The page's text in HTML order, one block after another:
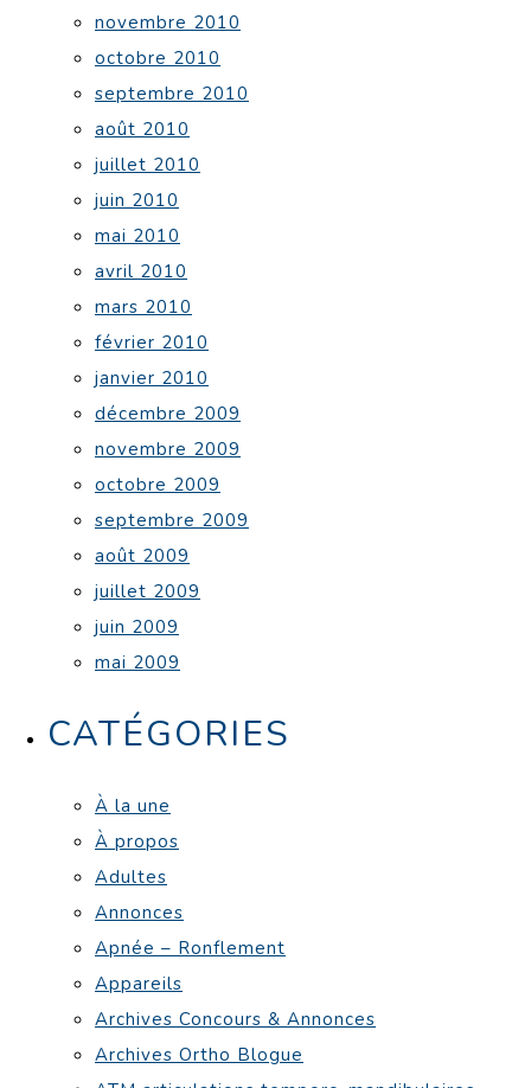
novembre 2010
octobre 2010
septembre 2010
août 2010
juillet 2010
juin 2010
mai 2010
avril 2010
mars 2010
février 2010
janvier 2010
décembre 2009
novembre 2009
octobre 2009
septembre 2009
août 2009
juillet 2009
juin 2009
mai 2009
CATÉGORIES
À la une
À propos
Adultes
Annonces
Apnée – Ronflement
Appareils
Archives Concours & Annonces
Archives Ortho Blogue